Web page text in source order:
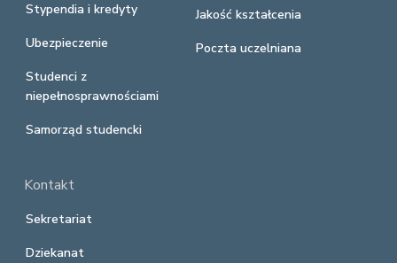
Stypendia i kredyty
Ubezpieczenie
Studenci z
niepełnosprawnościami
Samorząd studencki
Jakość kształcenia
Poczta uczelniana
Kontakt
Sekretariat
Dziekanat